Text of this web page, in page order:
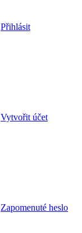
Přihlásit
Vytvořit účet
Zapomenuté heslo